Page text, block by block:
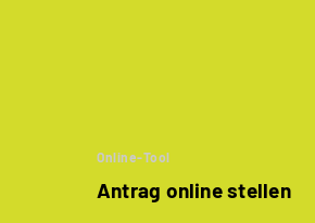
Online-Tool
Antrag online stellen